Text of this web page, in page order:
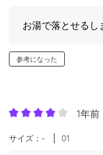
お湯で落とせるし
参考になった
1年前
サイズ：- 01